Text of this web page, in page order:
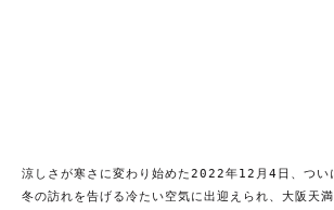
涼しさが寒さに変わり始めた2022年12月4日、つ
冬の訪れを告げる冷たい空気に出迎えられ、大阪天